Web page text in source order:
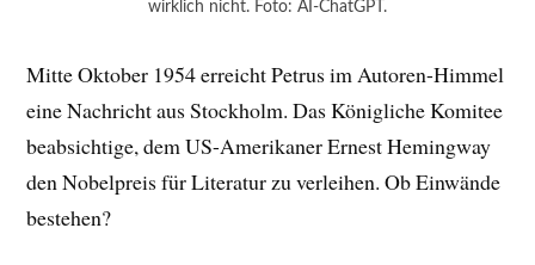
wirklich nicht. Foto: AI-ChatGPT.
Mitte Oktober 1954 erreicht Petrus im Autoren-Himmel
eine Nachricht aus Stockholm. Das Königliche Komitee
beabsichtige, dem US-Amerikaner Ernest Hemingway
den Nobelpreis für Literatur zu verleihen. Ob Einwände
bestehen?